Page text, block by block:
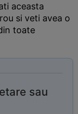
aceasta
si veti avea o
toate
sau